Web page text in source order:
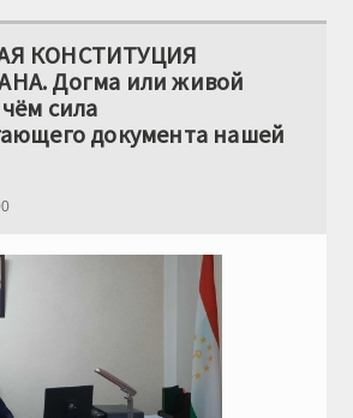
КОНСТИТУЦИЯ
Догма или живой
сила
документа нашей